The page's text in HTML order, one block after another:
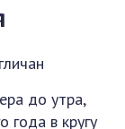
до утра,
года в кругу